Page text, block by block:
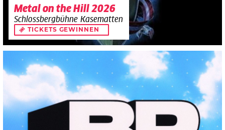
Metal on the Hill 2026
Schlossbergbühne Kasematten
TICKETS GEWINNEN